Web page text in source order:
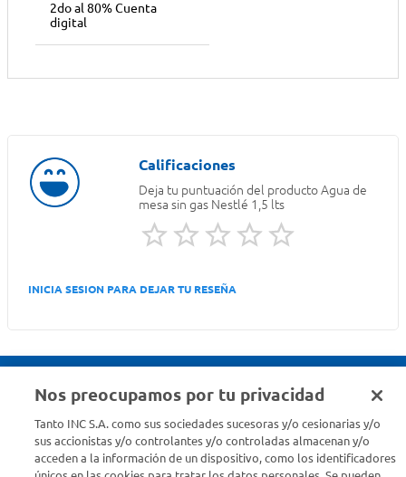
2do al 80% Cuenta
digital
Deja tu puntuación del producto Agua de
mesa sin gas Nestlé 1,5 lts
INICIA SESION PARA DEJAR TU RESEÑA
Estamos para ayudarte
Nos preocupamos por tu privacidad
Tanto INC S.A. como sus sociedades sucesoras y/o cesionarias y/o
sus accionistas y/o controlantes y/o controladas almacenan y/o
acceden a la información de un dispositivo, como los identificadores